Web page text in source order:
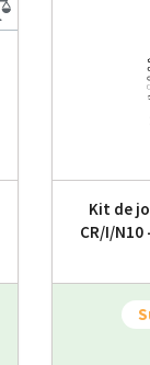
Kit de
CR/I/N10